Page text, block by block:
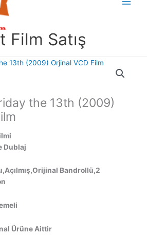
Film Satış
the 13th (2009)
Dublaj
Bandrollü,2
Ürüne Aittir